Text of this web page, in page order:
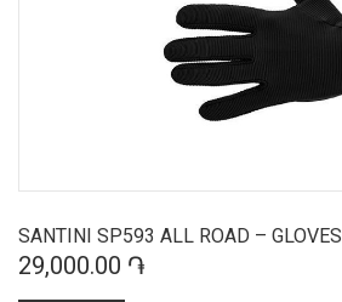
SANTINI SP593 ALL ROAD – GLOVES
29,000.00 ֏